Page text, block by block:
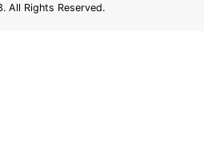
All Rights Reserved.